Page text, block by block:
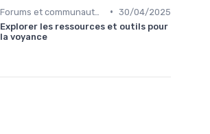
• 30/04/2025
Explorer les ressources et outils pour
la voyance